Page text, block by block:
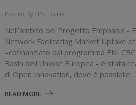
Posted By : PST Sicilia
Nell’ambito del Progetto Emphasis -
Network Facilitating Market Uptake
–cofinanziato dal programma ENI
Basin dell'Unione Europea - è stata
di Open Innovation, dove è possibile…
READ MORE